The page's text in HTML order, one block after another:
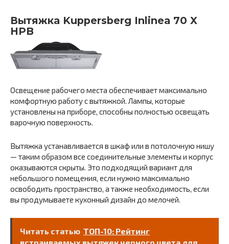
Вытяжка Kuppersberg Inlinea 70 X
HPB
Освещение рабочего места обеспечивает максимально
комфортную работу с вытяжкой. Лампы, которые
установлены на приборе, способны полностью освещать
варочную поверхность.
Вытяжка устанавливается в шкаф или в потолочную нишу
— таким образом все соединительные элементы и корпус
оказываются скрыты. Это подходящий вариант для
небольшого помещения, если нужно максимально
освободить пространство, а также необходимость, если
вы продумываете кухонный дизайн до мелочей.
Читать статью ТОП-10: Рейтинг